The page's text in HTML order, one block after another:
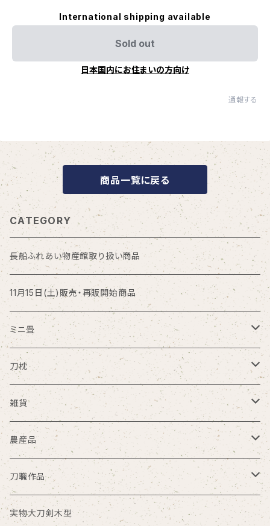
International shipping available
Sold out
日本国内にお住まいの方向け
通報する
商品一覧に戻る
CATEGORY
長船ふれあい物産館取り扱い商品
11月15日(土)販売・再販開始商品
ミニ畳
大サイズ
中サイズ
小サイズ
その他サイズ
限定
刀枕
ミニ刀枕
大根刀枕
雑貨
丸ゆ商会
大笑い一座
Gocha
農産品
米
小麦粉
刀職作品
銘切プレート
実物大刀剣木型